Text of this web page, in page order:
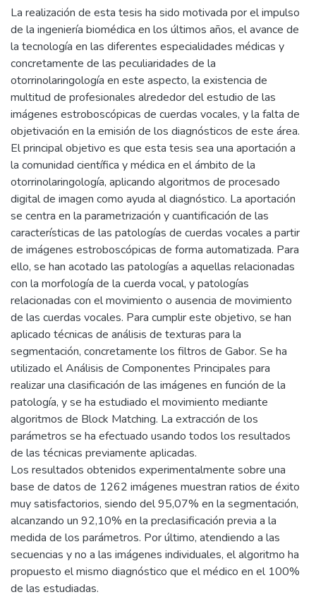
La realización de esta tesis ha sido motivada por el impulso
de la ingeniería biomédica en los últimos años, el avance de
la tecnología en las diferentes especialidades médicas y
concretamente de las peculiaridades de la
otorrinolaringología en este aspecto, la existencia de
multitud de profesionales alrededor del estudio de las
imágenes estroboscópicas de cuerdas vocales, y la falta de
objetivación en la emisión de los diagnósticos de este área.
El principal objetivo es que esta tesis sea una aportación a
la comunidad científica y médica en el ámbito de la
otorrinolaringología, aplicando algoritmos de procesado
digital de imagen como ayuda al diagnóstico. La aportación
se centra en la parametrización y cuantificación de las
características de las patologías de cuerdas vocales a partir
de imágenes estroboscópicas de forma automatizada. Para
ello, se han acotado las patologías a aquellas relacionadas
con la morfología de la cuerda vocal, y patologías
relacionadas con el movimiento o ausencia de movimiento
de las cuerdas vocales. Para cumplir este objetivo, se han
aplicado técnicas de análisis de texturas para la
segmentación, concretamente los filtros de Gabor. Se ha
utilizado el Análisis de Componentes Principales para
realizar una clasificación de las imágenes en función de la
patología, y se ha estudiado el movimiento mediante
algoritmos de Block Matching. La extracción de los
parámetros se ha efectuado usando todos los resultados
de las técnicas previamente aplicadas.
Los resultados obtenidos experimentalmente sobre una
base de datos de 1262 imágenes muestran ratios de éxito
muy satisfactorios, siendo del 95,07% en la segmentación,
alcanzando un 92,10% en la preclasificación previa a la
medida de los parámetros. Por último, atendiendo a las
secuencias y no a las imágenes individuales, el algoritmo ha
propuesto el mismo diagnóstico que el médico en el 100%
de las estudiadas.